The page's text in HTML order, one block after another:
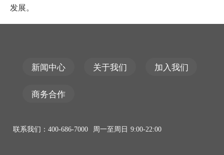
发展。
新闻中心 关于我们 加入我们
商务合作
联系我们：400-686-7000 周一至周日 9:00-22:00